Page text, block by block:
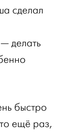
сделал
делать
быстро
ещё раз,